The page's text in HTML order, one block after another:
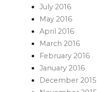
July 2016
May 2016
April 2016
March 2016
February 2016
January 2016
December 2015